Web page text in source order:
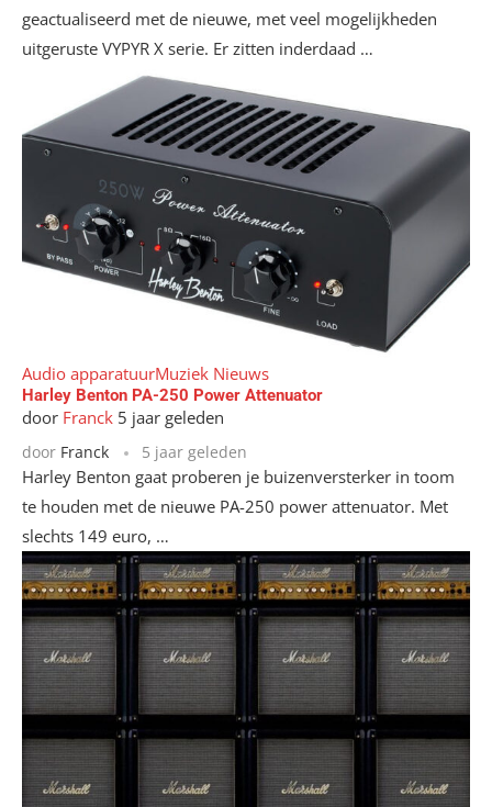
geactualiseerd met de nieuwe, met veel mogelijkheden
uitgeruste VYPYR X serie. Er zitten inderdaad …
Audio apparatuurMuziek Nieuws
Harley Benton PA-250 Power Attenuator
door Franck 5 jaar geleden
door Franck 5 jaar geleden
Harley Benton gaat proberen je buizenversterker in toom
te houden met de nieuwe PA-250 power attenuator. Met
slechts 149 euro, …